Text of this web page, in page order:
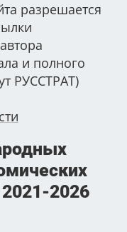
разрешается
и полного
РУССТРАТ)
2021-2026